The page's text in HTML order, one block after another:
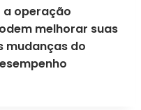
a operação
melhorar suas
mudanças do